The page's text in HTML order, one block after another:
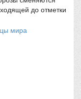
до отметки